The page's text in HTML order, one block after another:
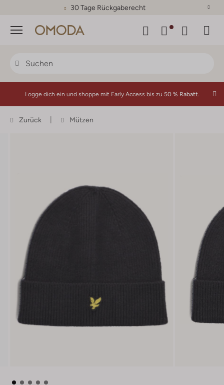
30 Tage Rückgaberecht
Menü
Logge dich ein und shoppe mit Early Access bis zu 50 % Rabatt.
Zurück Mützen